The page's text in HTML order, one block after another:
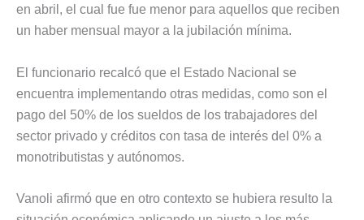
en abril, el cual fue fue menor para aquellos que reciben
un haber mensual mayor a la jubilación mínima.
El funcionario recalcó que el Estado Nacional se
encuentra implementando otras medidas, como son el
pago del 50% de los sueldos de los trabajadores del
sector privado y créditos con tasa de interés del 0% a
monotributistas y autónomos.
Vanoli afirmó que en otro contexto se hubiera resulto la